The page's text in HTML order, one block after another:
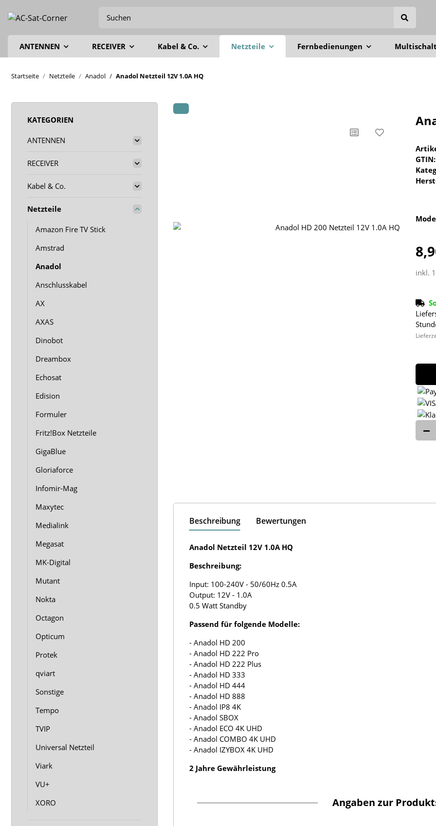
ANTENNEN RECEIVER Kabel & Co. Netzteile Fernbedienungen
Startseite Netzteile Anadol Anadol Netzteil 12V 1.0A HQ
GTIN:
inkl.
Beschreibung Bewertungen
Anadol Netzteil 12V 1.0A HQ
Beschreibung:
Input: 100-240V - 50/60Hz 0.5A
Output: 12V - 1.0A
0.5 Watt Standby
Passend für folgende Modelle:
- Anadol HD 200
- Anadol HD 222 Pro
- Anadol HD 222 Plus
- Anadol HD 333
- Anadol HD 444
- Anadol HD 888
- Anadol IP8 4K
- Anadol SBOX
- Anadol ECO 4K UHD
- Anadol COMBO 4K UHD
- Anadol IZYBOX 4K UHD
2 Jahre Gewährleistung
Angaben zur
KATEGORIEN
ANTENNEN
RECEIVER
Kabel & Co.
Netzteile
Amazon Fire TV Stick
Amstrad
Anadol
Anschlusskabel
AX
AXAS
Dinobot
Dreambox
Echosat
Edision
Formuler
Fritz!Box Netzteile
GigaBlue
Gloriaforce
Infomir-Mag
Maxytec
Medialink
Megasat
MK-Digital
Mutant
Nokta
Octagon
Opticum
Protek
qviart
Sonstige
Tempo
TVIP
Universal Netzteil
Viark
VU+
XORO